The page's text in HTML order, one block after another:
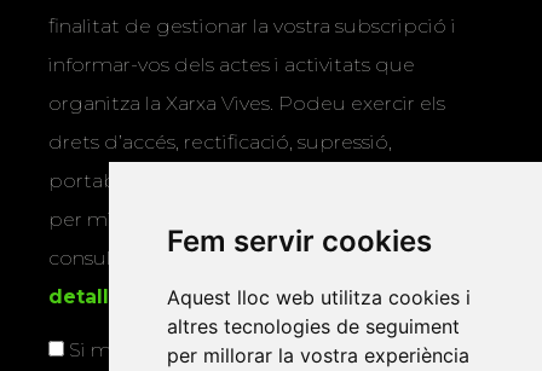
Fem servir cookies
Aquest lloc web utilitza cookies i
altres tecnologies de seguiment
per millorar la vostra experiència
finalitat de gestionar la vostra subscripció i
informar-vos dels actes i activitats que
organitza la Xarxa Vives. Podeu exercir els
drets d’accés, rectificació, supressió,
portabilitat, limitació o oposició al tractament
per mitjans físics o electrònics. Podeu
consultar la
informació addicional i
detallada sobre protecció de dades.
Si marqueu aquesta casella, consentiu que